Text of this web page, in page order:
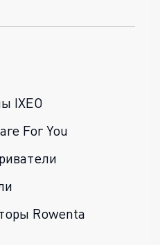
IXEO
For You
Rowenta